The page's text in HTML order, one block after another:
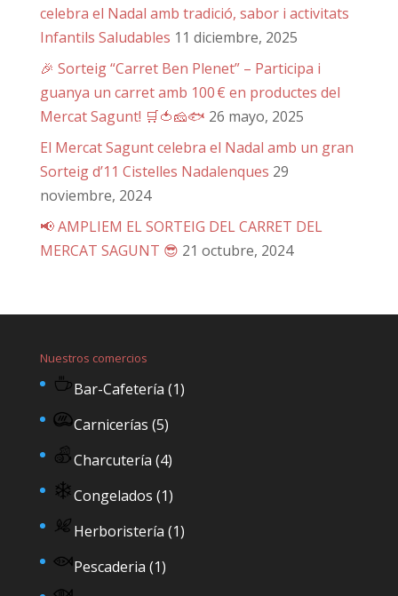
celebra el Nadal amb tradició, sabor i activitats
Infantils Saludables 11 diciembre, 2025
🎉 Sorteig “Carret Ben Plenet” – Participa i
guanya un carret amb 100 € en productes del
Mercat Sagunt! 🛒🍅🧀🐟 26 mayo, 2025
El Mercat Sagunt celebra el Nadal amb un gran
Sorteig d’11 Cistelles Nadalenques 29
noviembre, 2024
📢 AMPLIEM EL SORTEIG DEL CARRET DEL
MERCAT SAGUNT 😎 21 octubre, 2024
Nuestros comercios
Bar-Cafetería (1)
Carnicerías (5)
Charcutería (4)
Congelados (1)
Herboristería (1)
Pescaderia (1)